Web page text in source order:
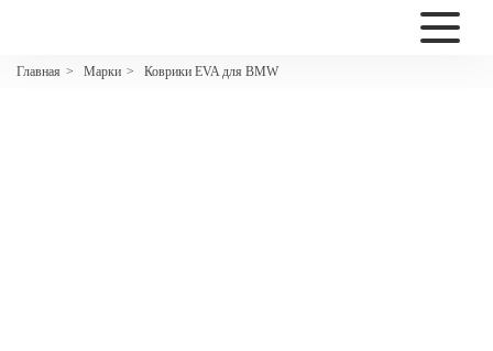
Главная > Марки > Коврики EVA для BMW
2200